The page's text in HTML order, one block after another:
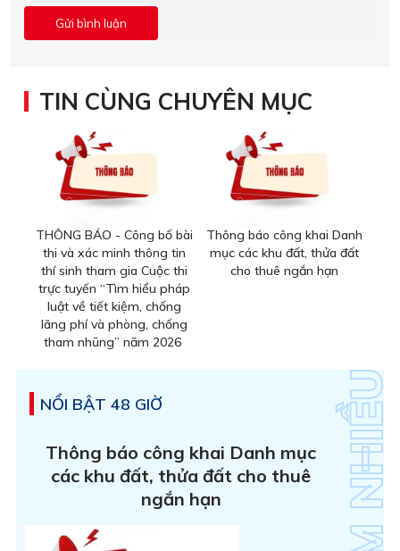
TIN CÙNG CHUYÊN MỤC
THÔNG BÁO - Công bố bài
thi và xác minh thông tin
thí sinh tham gia Cuộc thi
trực tuyến “Tìm hiểu pháp
luật về tiết kiệm, chống
lãng phí và phòng, chống
tham nhũng” năm 2026
Thông báo công khai Danh
mục các khu đất, thửa đất
cho thuê ngắn hạn
NỔI BẬT 48 GIỜ
Thông báo công khai Danh mục
các khu đất, thửa đất cho thuê
ngắn hạn